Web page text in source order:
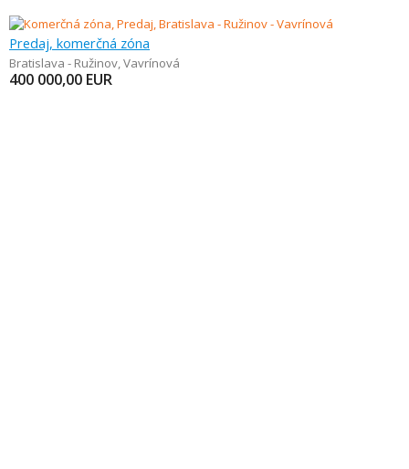
Predaj, komerčná zóna
Bratislava - Ružinov,Vavrínová
400 000,00 EUR